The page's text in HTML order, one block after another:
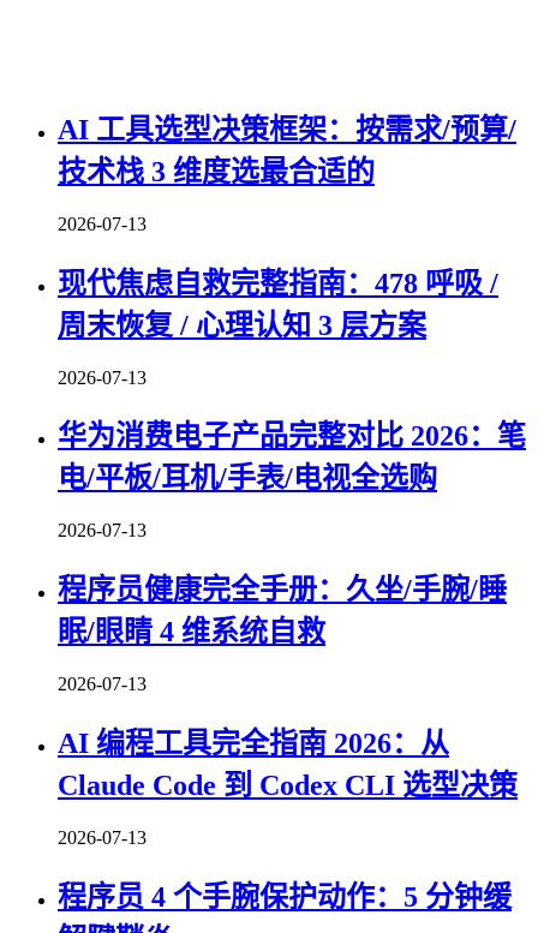
AI 工具选型决策框架：按需求/预算/
技术栈 3 维度选最合适的
2026-07-13
现代焦虑自救完整指南：478 呼吸 /
周末恢复 / 心理认知 3 层方案
2026-07-13
华为消费电子产品完整对比 2026：笔
电/平板/耳机/手表/电视全选购
2026-07-13
程序员健康完全手册：久坐/手腕/睡
眠/眼睛 4 维系统自救
2026-07-13
AI 编程工具完全指南 2026：从
Claude Code 到 Codex CLI 选型决策
2026-07-13
程序员 4 个手腕保护动作：5 分钟缓